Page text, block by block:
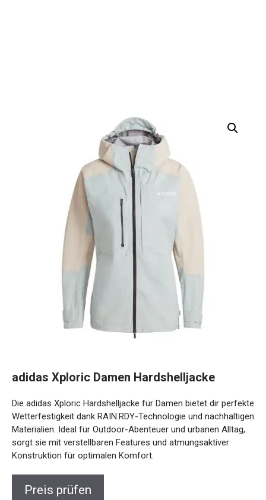
perfekte Wetterfestigkeit dank RAIN.RDY-Technologie und
nachhaltigen Materialien. Ideal für Outdoor-Abenteuer und
urbanen Alltag, sorgt sie mit verstellbaren Features und
atmungsaktiver Konstruktion für optimalen Komfort.